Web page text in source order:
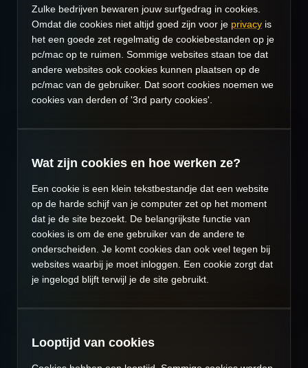
Zulke bedrijven bewaren jouw surfgedrag in cookies.
Omdat die cookies niet altijd goed zijn voor je privacy is
het een goede zet regelmatig de cookiebestanden op je
pc/mac op te ruimen. Sommige websites staan toe dat
andere websites ook cookies kunnen plaatsen op de
pc/mac van de gebruiker. Dat soort cookies noemen we
cookies van derden of '3rd party cookies'.
Wat zijn cookies en hoe werken ze?
Een cookie is een klein tekstbestandje dat een website
op de harde schijf van je computer zet op het moment
dat je de site bezoekt. De belangrijkste functie van
cookies is om de ene gebruiker van de andere te
onderscheiden. Je komt cookies dan ook veel tegen bij
websites waarbij je moet inloggen. Een cookie zorgt dat
je ingelogd blijft terwijl je de site gebruikt.
Looptijd van cookies